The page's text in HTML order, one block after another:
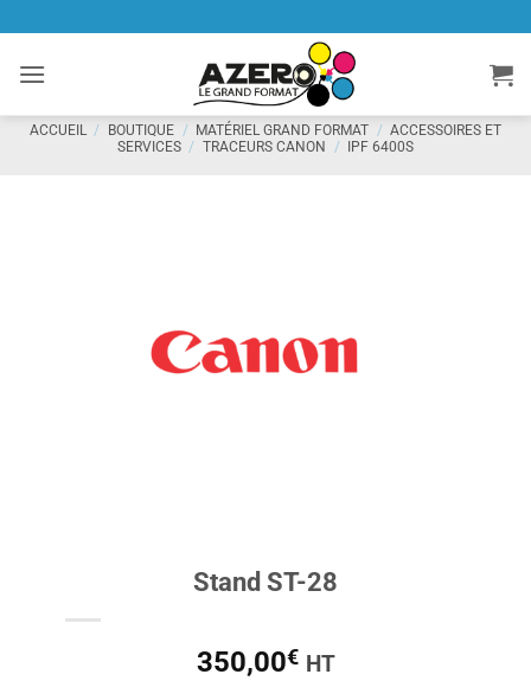
contenu
ACCUEIL / BOUTIQUE / MATÉRIEL GRAND FORMAT / ACCESSOIRES ET
SERVICES / TRACEURS CANON / IPF 6400S
Stand ST-28
350,00€ HT